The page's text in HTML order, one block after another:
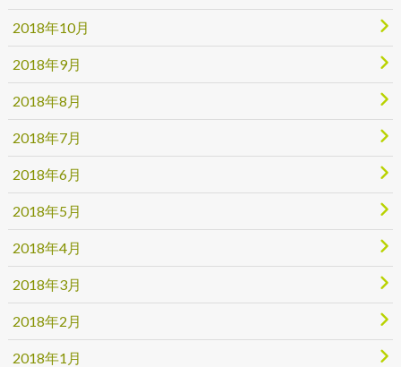
2018年10月
2018年9月
2018年8月
2018年7月
2018年6月
2018年5月
2018年4月
2018年3月
2018年2月
2018年1月